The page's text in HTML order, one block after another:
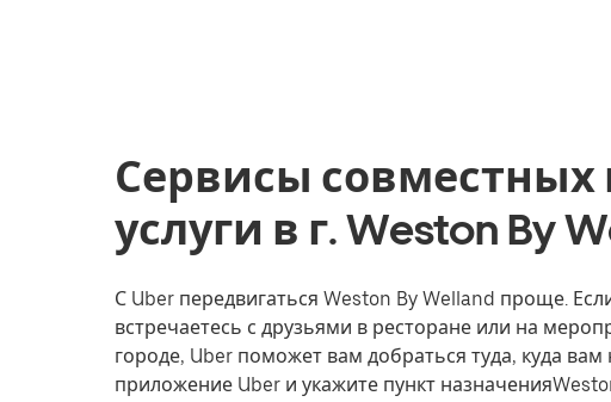
Сервисы совместных
услуги в г. Weston By
С Uber передвигаться Weston By Welland проще.
встречаетесь с друзьями в ресторане или на
городе, Uber поможет вам добраться туда, куда
приложение Uber и укажите пункт